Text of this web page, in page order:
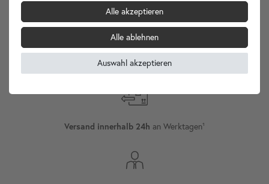
InternationalerVersand
Versand innerhalb 24h an Werktagen¹
Alle akzeptieren
Alle ablehnen
Auswahl akzeptieren